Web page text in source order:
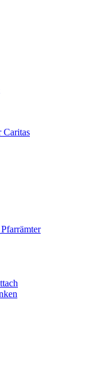
Caritas